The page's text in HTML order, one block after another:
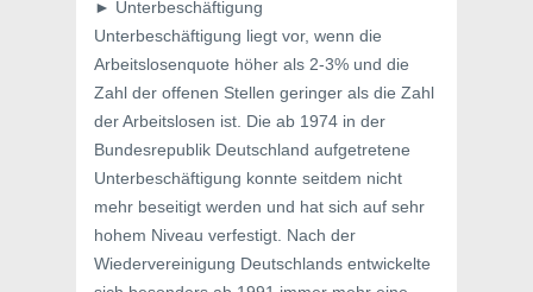
► Unterbeschäftigung
Unterbeschäftigung liegt vor, wenn die
Arbeitslosenquote höher als 2-3% und die
Zahl der offenen Stellen geringer als die Zahl
der Arbeitslosen ist. Die ab 1974 in der
Bundesrepublik Deutschland aufgetretene
Unterbeschäftigung konnte seitdem nicht
mehr beseitigt werden und hat sich auf sehr
hohem Niveau verfestigt. Nach der
Wiedervereinigung Deutschlands entwickelte